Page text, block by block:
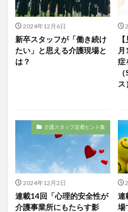
2024年12月6日
新卒スタッフが「働き続け
たい」と思える介護現場と
は？
症
ス）
介護スタッフ定着ヒント集
2024年12月2日
連載14回「心理的安全性が
介護事業所にもたらす影
連
場
計測データ共有システム
組
認定介護福祉士
運営指導
関西テレビ
離職防止
靴下 飯田友一
高齢者住宅新聞
注文をまちがえる料理店
涼しい
清潔感
濱崎明子
理念・ビジョンの浸透
第36
生産性向上
申し送り
社会福祉法人 若竹大寿会
社